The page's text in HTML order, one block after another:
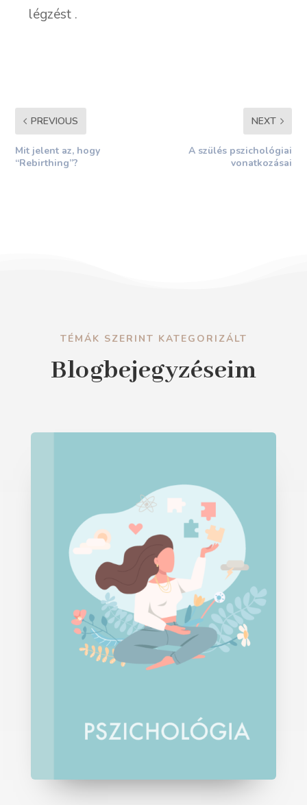
légzést .
PREVIOUS
Mit jelent az, hogy
“Rebirthing”?
NEXT
A szülés pszichológiai
vonatkozásai
TÉMÁK SZERINT KATEGORIZÁLT
Blogbejegyzéseim